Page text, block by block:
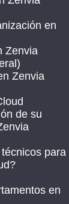
en
Zenvia
Zenvia
de su
para
en